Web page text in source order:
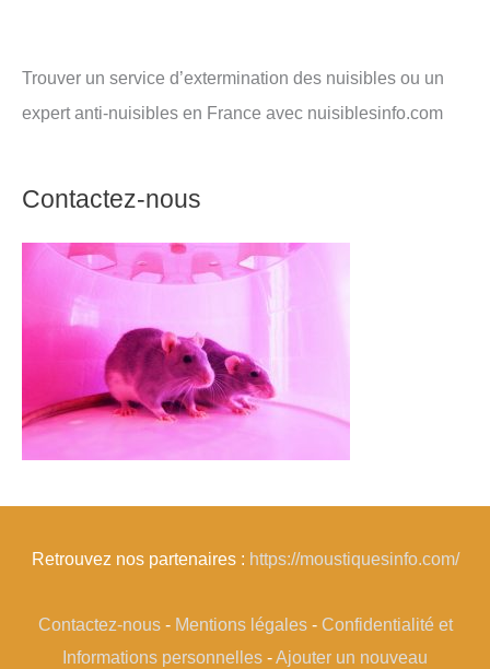
Trouver un service d’extermination des nuisibles ou un
expert anti-nuisibles en France avec nuisiblesinfo.com
Contactez-nous
Retrouvez nos partenaires : https://moustiquesinfo.com/
Contactez-nous- Mentions légales- Confidentialité et
Informations personnelles -Ajouter un nouveau